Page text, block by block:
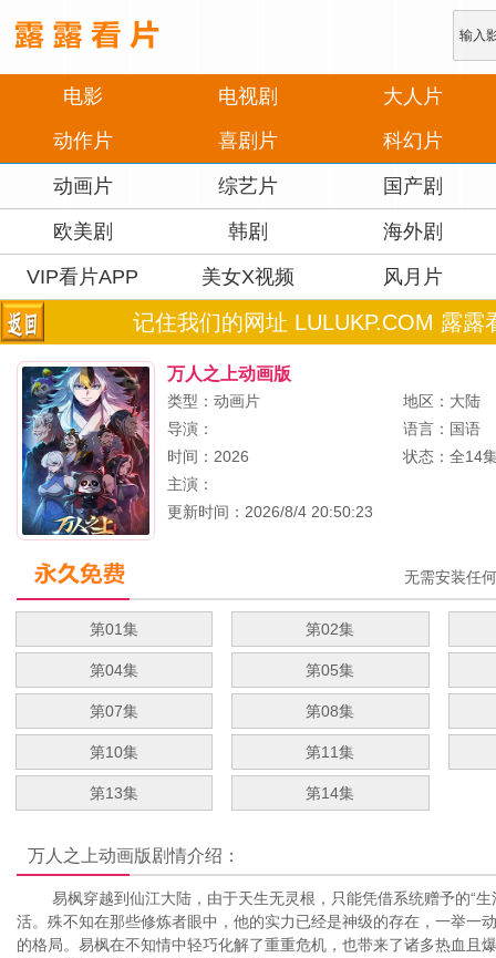
电影 电视剧
大人片
动作片
喜剧片 科幻片
动画片 综艺片 国产剧
欧美剧 韩剧 海外剧
VIP看片APP 美女X视频 风月片
记住我们的网址 LULUKP.COM 露露
万人之上动画版
类型：动画片
地区：大陆
导演：
语言：国语
时间：2026
状态：全14
主演：
更新时间：2026/8/4 20:50:23
无需安装任
第01集 第02集
第04集 第05集
第07集 第08集
第10集 第11集
第13集 第14集
万人之上动画版剧情介绍：
易枫穿越到仙江大陆，由于天生无灵根，只能凭借系统赠予的“生
活。殊不知在那些修炼者眼中，他的实力已经是神级的存在，一举一
的格局。易枫在不知情中轻巧化解了重重危机，也带来了诸多热血且